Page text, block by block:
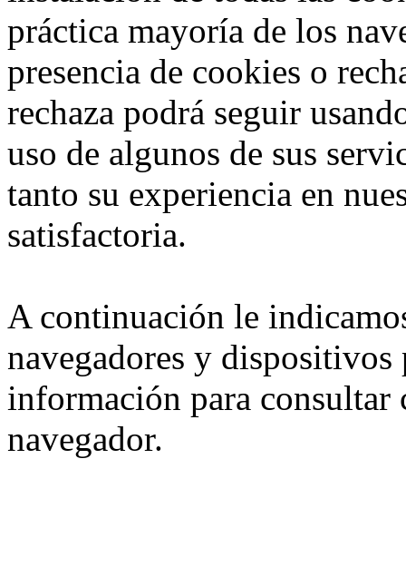
práctica mayoría de los
presencia de cookies o
rechaza podrá seguir
uso de algunos de sus
tanto su experiencia en
satisfactoria.
A continuación le
navegadores y dispositivos
información para consultar
navegador.